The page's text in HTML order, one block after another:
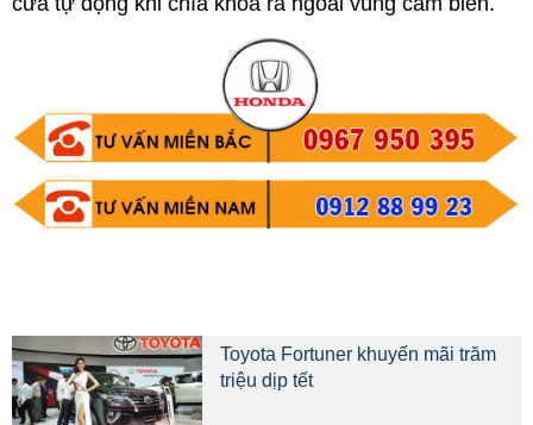
Toyota Fortuner khuyến mãi trăm
triệu dịp tết